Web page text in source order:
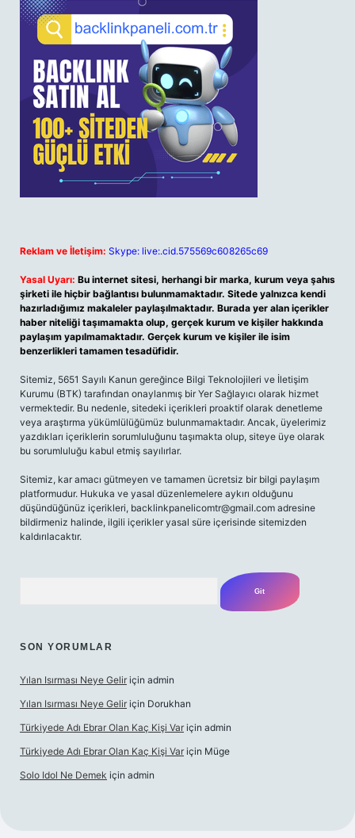
Reklam ve İletişim: Skype: live:.cid.575569c608265c69
Yasal Uyarı: Bu internet sitesi, herhangi bir marka, kurum veya şahıs
şirketi ile hiçbir bağlantısı bulunmamaktadır. Sitede yalnızca kendi
hazırladığımız makaleler paylaşılmaktadır. Burada yer alan içerikler
haber niteliği taşımamakta olup, gerçek kurum ve kişiler hakkında
paylaşım yapılmamaktadır. Gerçek kurum ve kişiler ile isim
benzerlikleri tamamen tesadüfidir.
Sitemiz, 5651 Sayılı Kanun gereğince Bilgi Teknolojileri ve İletişim
Kurumu (BTK) tarafından onaylanmış bir Yer Sağlayıcı olarak hizmet
vermektedir. Bu nedenle, sitedeki içerikleri proaktif olarak denetleme
veya araştırma yükümlülüğümüz bulunmamaktadır. Ancak, üyelerimiz
yazdıkları içeriklerin sorumluluğunu taşımakta olup, siteye üye olarak
bu sorumluluğu kabul etmiş sayılırlar.
Sitemiz, kar amacı gütmeyen ve tamamen ücretsiz bir bilgi paylaşım
platformudur. Hukuka ve yasal düzenlemelere aykırı olduğunu
düşündüğünüz içerikleri, backlinkpanelicomtr@gmail.com adresine
bildirmeniz halinde, ilgili içerikler yasal süre içerisinde sitemizden
kaldırılacaktır.
SON YORUMLAR
Yılan Isırması Neye Gelir için admin
Yılan Isırması Neye Gelir için Dorukhan
Türkiyede Adı Ebrar Olan Kaç Kişi Var için admin
Türkiyede Adı Ebrar Olan Kaç Kişi Var için Müge
Solo Idol Ne Demek için admin